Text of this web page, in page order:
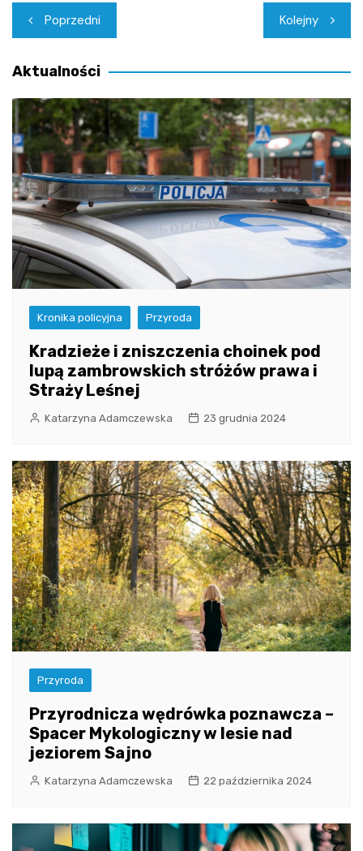
Nawigacja
wpisu
Poprzedni Kolejny
Aktualności
Kronika policyjna Przyroda
Kradzieże i zniszczenia choinek pod
lupą zambrowskich stróżów prawa i
Straży Leśnej
Katarzyna Adamczewska 23 grudnia 2024
Przyroda
Przyrodnicza wędrówka poznawcza –
Spacer Mykologiczny w lesie nad
jeziorem Sajno
Katarzyna Adamczewska 22 października 2024